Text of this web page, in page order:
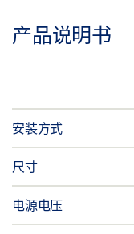
产品说明书
安装方式
尺寸
电源电压